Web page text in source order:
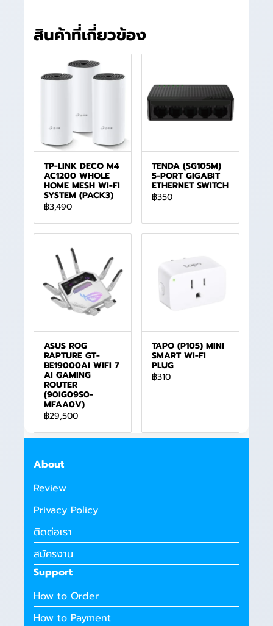
สินค้าที่เกี่ยวข้อง
TP-LINK DECO M4
AC1200 WHOLE
HOME MESH WI-FI
SYSTEM (PACK3)
฿3,490
TENDA (SG105M)
5-PORT GIGABIT
ETHERNET SWITCH
฿350
ASUS ROG
RAPTURE GT-
BE19000AI WIFI 7
AI GAMING
ROUTER
(90IG09S0-
MFAA0V)
฿29,500
TAPO (P105) MINI
SMART WI-FI
PLUG
฿310
About
Review
Privacy Policy
ติดต่อเรา
สมัครงาน
Support
How to Order
How to Payment